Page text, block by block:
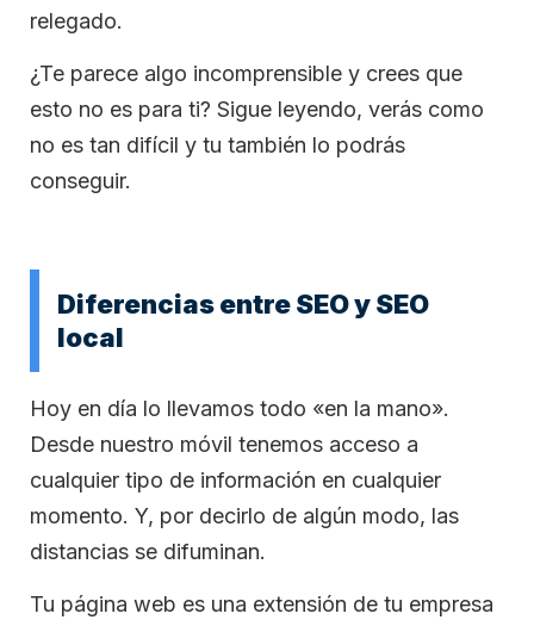
relegado.
¿Te parece algo incomprensible y crees que
esto no es para ti? Sigue leyendo, verás como
no es tan difícil y tu también lo podrás
conseguir.
Diferencias entre SEO y SEO
local
Hoy en día lo llevamos todo «en la mano».
Desde nuestro móvil tenemos acceso a
cualquier tipo de información en cualquier
momento. Y, por decirlo de algún modo, las
distancias se difuminan.
Tu página web es una extensión de tu empresa